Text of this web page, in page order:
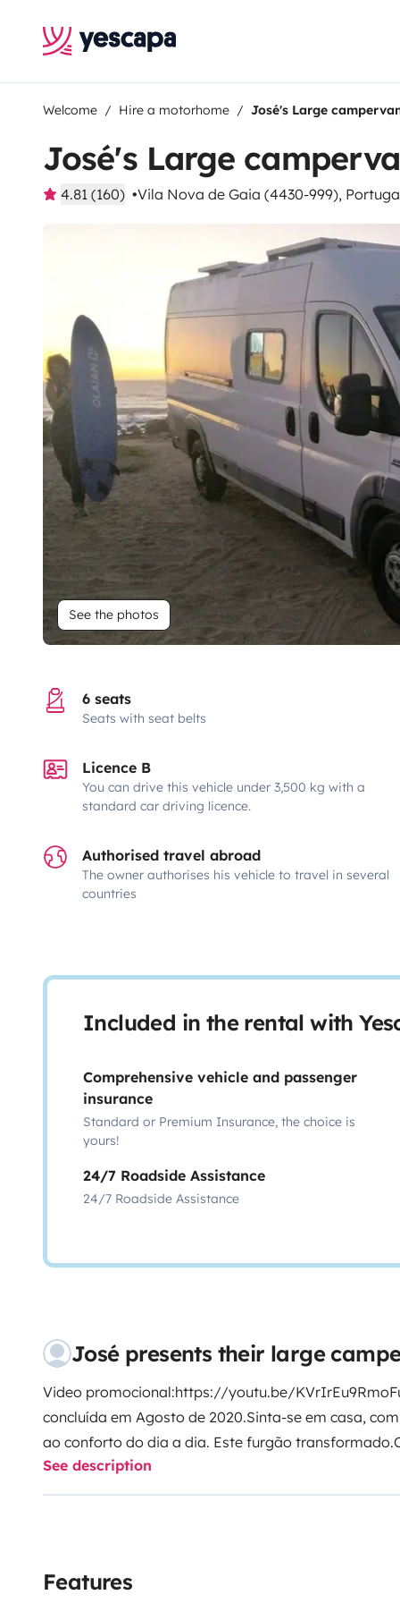
Welcome Hire a motorhome José's Large
José's Large
4.81 (160) Vila Nova de Gaia (4430-999),
See the photos
6 seats
Seats with seat belts
Licence B
You can drive this vehicle under 3,500 kg with a
standard car driving licence.
Authorised travel abroad
The owner authorises his vehicle to travel in several
countries
Included in the rental with
Comprehensive vehicle and passenger
insurance
Standard or Premium Insurance, the choice is
yours!
24/7 Roadside Assistance
24/7 Roadside Assistance
José presents their large
Video promocional:https://youtu.be/KVrIrEu9Rmo
concluída em Agosto de 2020.Sinta-se em casa,
ao conforto do dia a dia. Este furgão transformado.
condutor mesmo sem experiência.
bastante boa graças a dois potentes painéis
vai equipada com todos os consumíveis incluídos,
See description
Features